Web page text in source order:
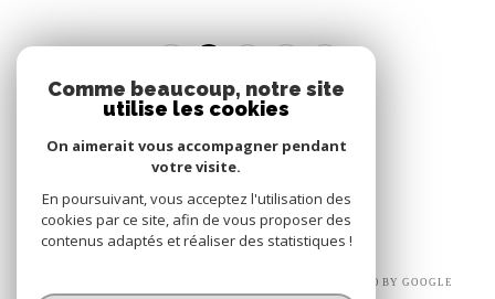
© 2026 | TOUS DROITS RÉSERVÉS | TRADUCTION POWERED BY GOOGLE
|
Comme beaucoup, notre site
utilise les cookies
On aimerait vous accompagner pendant
votre visite.
En poursuivant, vous acceptez l'utilisation des
cookies par ce site, afin de vous proposer des
contenus adaptés et réaliser des statistiques !